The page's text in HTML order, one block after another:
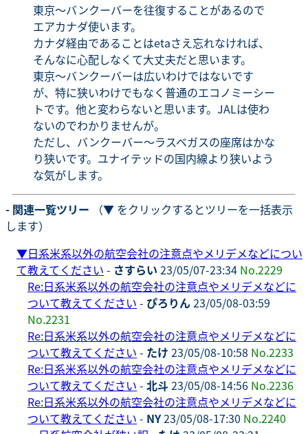
東京〜バンクーバーを往復することがあるので
エアカナダ使います。
カナダ経由であることはetaさえ忘れなければ、
そんなに心配しなくて大丈夫だと思います。
東京〜バンクーバーは広いわけではないです
が、特に狭いわけでもなく普通のエコノミーシー
トです。他と変わらないと思います。JALは使わ
ないのでわかりませんが。
ただし、バンクーバー〜ラスベガスの座席はかな
り狭いです。ユナイテッドの国内線より狭いよう
な気がします。
- 関連一覧ツリー （▼ をクリックするとツリーを一括表示
します）
▼日系米系以外の航空会社の注意点やメリデメなどについ
て教えてください - さすらい 23/05/07-23:34 No.2229
Re:日系米系以外の航空会社の注意点やメリデメなどに
ついて教えてください - ぴろりん23/05/08-03:59
No.2231
Re:日系米系以外の航空会社の注意点やメリデメなどに
ついて教えてください - たけ 23/05/08-10:58 No.2233
Re:日系米系以外の航空会社の注意点やメリデメなどに
ついて教えてください - 北斗23/05/08-14:56 No.2236
Re:日系米系以外の航空会社の注意点やメリデメなどに
ついて教えてください - NY23/05/08-17:30 No.2240